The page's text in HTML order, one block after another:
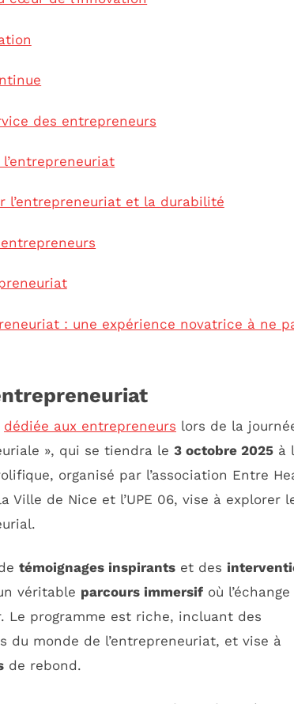
des entrepreneurs
l’entrepreneuriat et la durabilité
: une expérience novatrice à ne
dédiée aux entrepreneurs lors de la
», qui se tiendra le 3 octobre 2025 à
organisé par l’association Entre
Ville de Nice et l’UPE 06, vise à explorer
témoignages inspirants et des
véritable parcours immersif où
Le programme est riche, incluant des
monde de l’entrepreneuriat, et vise à
de rebond.